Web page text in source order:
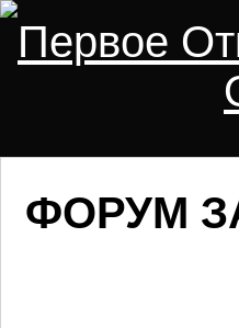
Первое
ФОРУМ